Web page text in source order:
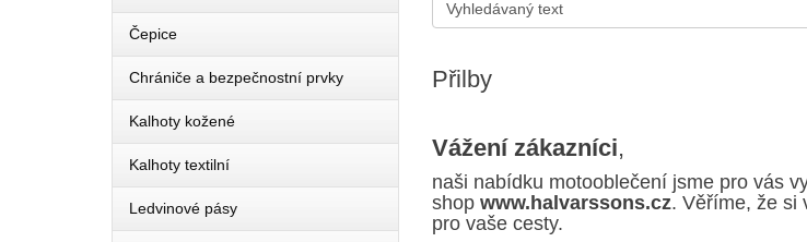
Přilby
Vážení zákazníci,
naši nabídku motooblečení jsme pro vás
shop www.halvarssons.cz. Věříme, že si
pro vaše cesty.
Čepice
Chrániče a bezpečnostní prvky
Kalhoty kožené
Kalhoty textilní
Ledvinové pásy